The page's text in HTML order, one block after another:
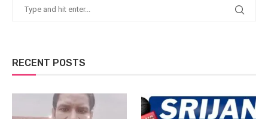
RECENT POSTS